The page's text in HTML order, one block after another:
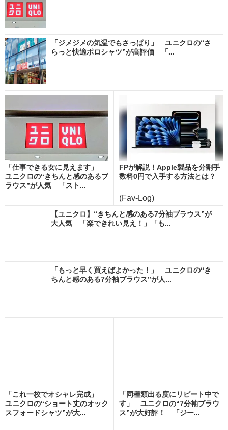
「ジメジメの気温でもさっぱり」 ユニクロの“さ
らっと快適ポロシャツ”が高評価 「...
「仕事できる女に見えます」
ユニクロの“きちんと感のあるブ
ラウス”が人気 「スト...
FPが解説！Apple製品を分割手
数料0円で入手する方法とは？
(Fav-Log)
【ユニクロ】“きちんと感のある7分袖ブラウス”が
大人気 「楽できれい見え！」「も...
「もっと早く買えばよかった！」 ユニクロの“き
ちんと感のある7分袖ブラウス”が人...
「これ一枚でオシャレ完成」
ユニクロの“ショート丈のオック
スフォードシャツ”が大...
「同種類出る度にリピート中で
す」 ユニクロの“7分袖ブラウ
ス”が大好評！ 「ジー...